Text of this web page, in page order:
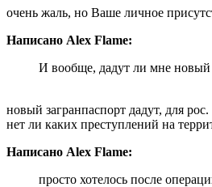
очень жаль, но Ваше личное
Написано Alex Flame:
И вообще, дадут ли мне новый
новый загранпаспорт дадут, для
нет ли каких преступлений на
Написано Alex Flame:
просто хотелось после